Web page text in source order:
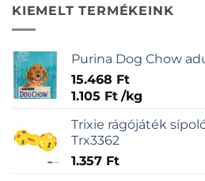
KIEMELT TERMÉKEINK
Purina Dog Chow
15.468 Ft
1.105 Ft /kg
Trixie rágójáték
Trx3362
1.357 Ft